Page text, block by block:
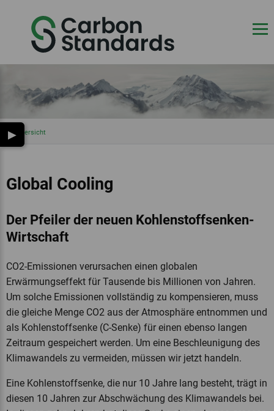
Übersicht
Global Cooling
Der Pfeiler der neuen Kohlenstoffsenken-
Wirtschaft
CO2-Emissionen verursachen einen globalen
Erwärmungseffekt für Tausende bis Millionen von Jahren.
Um solche Emissionen vollständig zu kompensieren, muss
die gleiche Menge CO2 aus der Atmosphäre entnommen und
als Kohlenstoffsenke (C-Senke) für einen ebenso langen
Zeitraum gespeichert werden. Um eine Beschleunigung des
Klimawandels zu vermeiden, müssen wir jetzt handeln.
Eine Kohlenstoffsenke, die nur 10 Jahre lang besteht, trägt in
diesen 10 Jahren zur Abschwächung des Klimawandels bei.
▶